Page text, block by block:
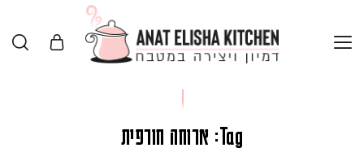
Tag: ארוחה חורפית